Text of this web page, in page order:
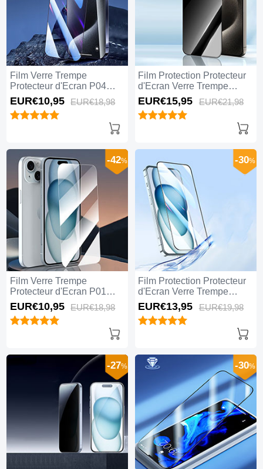
Film Verre Trempe
Protecteur d'Ecran P04
pour Apple iPhone 14 Plus
Clair
EUR€10,95 EUR€18,98
Film Protection Protecteur
d'Ecran Verre Trempe
Privacy S04 pour Apple
iPhone 14 Plus Clair
EUR€15,95 EUR€21,98
Film Verre Trempe
Protecteur d'Ecran P01
pour Apple iPhone 14 Plus
Clair
-42%
EUR€10,95 EUR€18,98
Film Protection Protecteur
d'Ecran Verre Trempe
Integrale U03 pour Apple
iPhone 14 Plus Noir
-30%
EUR€13,95 EUR€19,98
-27% -30%